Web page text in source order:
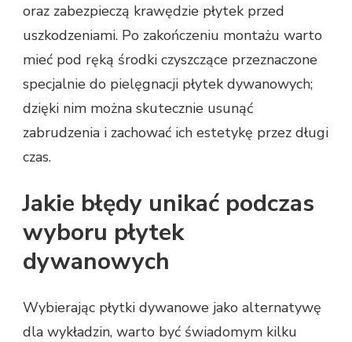
oraz zabezpieczą krawędzie płytek przed
uszkodzeniami. Po zakończeniu montażu warto
mieć pod ręką środki czyszczące przeznaczone
specjalnie do pielęgnacji płytek dywanowych;
dzięki nim można skutecznie usunąć
zabrudzenia i zachować ich estetykę przez długi
czas.
Jakie błędy unikać podczas
wyboru płytek
dywanowych
Wybierając płytki dywanowe jako alternatywę
dla wykładzin, warto być świadomym kilku